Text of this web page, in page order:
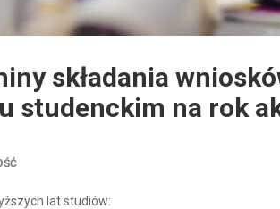
składania
studenckim na rok
lat studiów: